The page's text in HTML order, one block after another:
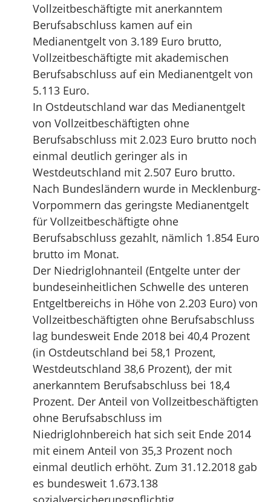
Vollzeitbeschäftigte mit anerkanntem
Berufsabschluss kamen auf ein
Medianentgelt von 3.189 Euro brutto,
Vollzeitbeschäftigte mit akademischen
Berufsabschluss auf ein Medianentgelt von
5.113 Euro.
In Ostdeutschland war das Medianentgelt
von Vollzeitbeschäftigten ohne
Berufsabschluss mit 2.023 Euro brutto noch
einmal deutlich geringer als in
Westdeutschland mit 2.507 Euro brutto.
Nach Bundesländern wurde in Mecklenburg-
Vorpommern das geringste Medianentgelt
für Vollzeitbeschäftigte ohne
Berufsabschluss gezahlt, nämlich 1.854 Euro
brutto im Monat.
Der Niedriglohnanteil (Entgelte unter der
bundeseinheitlichen Schwelle des unteren
Entgeltbereichs in Höhe von 2.203 Euro) von
Vollzeitbeschäftigten ohne Berufsabschluss
lag bundesweit Ende 2018 bei 40,4 Prozent
(in Ostdeutschland bei 58,1 Prozent,
Westdeutschland 38,6 Prozent), der mit
anerkanntem Berufsabschluss bei 18,4
Prozent. Der Anteil von Vollzeitbeschäftigten
ohne Berufsabschluss im
Niedriglohnbereich hat sich seit Ende 2014
mit einem Anteil von 35,3 Prozent noch
einmal deutlich erhöht. Zum 31.12.2018 gab
es bundesweit 1.673.138